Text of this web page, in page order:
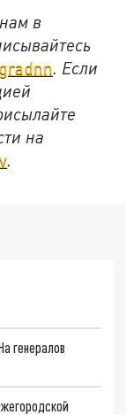
в
. Если
на
.
генералов